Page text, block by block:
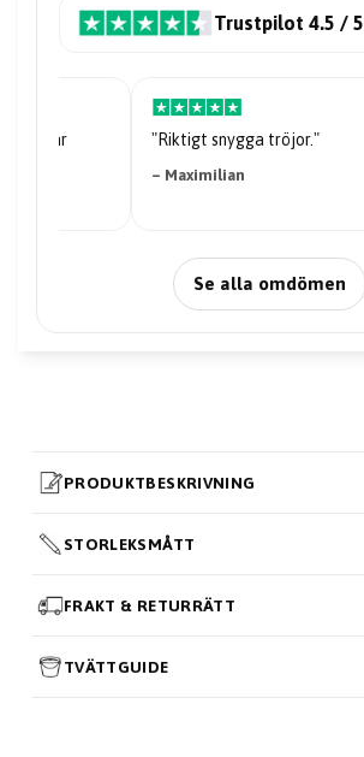
Trustpilot 4.5 / 5
är "Riktigt snygga tröjor."
– Maximilian
Se alla omdömen
PRODUKTBESKRIVNING
STORLEKSMÅTT
FRAKT & RETURRÄTT
TVÄTTGUIDE